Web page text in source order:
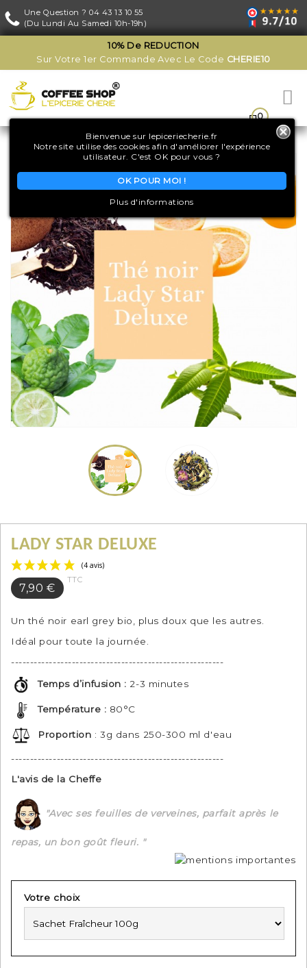
Une Question ?04 43 13 10 55
(du Lundi Au Samedi 10h-19h)
10% De REDUCTION
Sur Votre 1er Commande Avec Le Code CHERIE10
0
Bienvenue sur lepiceriecherie.fr
Notre site utilise des cookies afin d'améliorer l'expérience
utilisateur. C'est OK pour vous ?
OK POUR MOI !
Plus d'informations

LADY STAR DELUXE
(4 avis)
7,90 €
TTC
Un thé noir earl grey bio, plus doux que les autres.
Idéal pour toute la journée.
--------------------------------------------------------
Temps d’infusion : 2-3 minutes
Température : 80°C
Proportion : 3g dans 250-300 ml d'eau
--------------------------------------------------------
L'avis de la Cheffe
"Avec ses feuilles de verveines, parfait après le
repas, un bon goût fleuri. "
Votre choix